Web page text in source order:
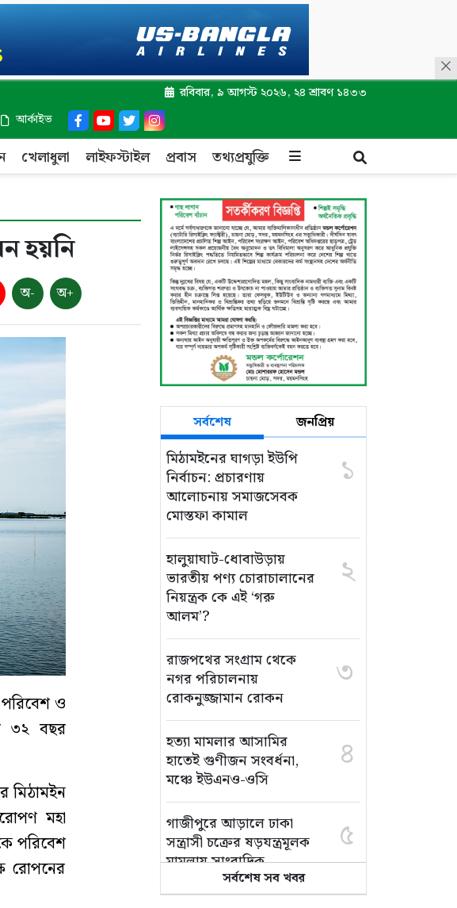
রবিবার, ৯ আগস্ট ২০২৬, ২৪ শ্রাবণ ১৪৩৩
আর্কাইভ
খেলাধুলা লাইফস্টাইল প্রবাস তথ্যপ্রযুক্তি
হয়নি
অ- অ+
ও
৩২ বছর
মিঠামইন
মহা
পরিবেশ
রোপনের
সর্বশেষ জনপ্রিয়
মিঠামইনের ঘাগড়া ইউপি
নির্বাচন: প্রচারণায়
আলোচনায় সমাজসেবক
মোস্তফা কামাল
১
হালুয়াঘাট-ধোবাউড়ায়
ভারতীয় পণ্য চোরাচালানের
নিয়ন্ত্রক কে এই ‘গরু
আলম’?
২
রাজপথের সংগ্রাম থেকে
নগর পরিচালনায়
রোকনুজ্জামান রোকন
৩
হত্যা মামলার আসামির
হাতেই গুণীজন সংবর্ধনা,
মঞ্চে ইউএনও-ওসি
৪
গাজীপুরে আড়ালে ঢাকা
সন্ত্রাসী চক্রের ষড়যন্ত্রমূলক
মামলায় সাংবাদিক
আনোয়ার খালাস
৫
সর্বশেষ সব খবর